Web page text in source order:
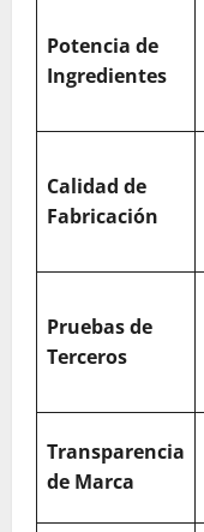
Potencia de
Ingredientes
Calidad de
Fabricación
Pruebas de
Terceros
Transparencia
de Marca